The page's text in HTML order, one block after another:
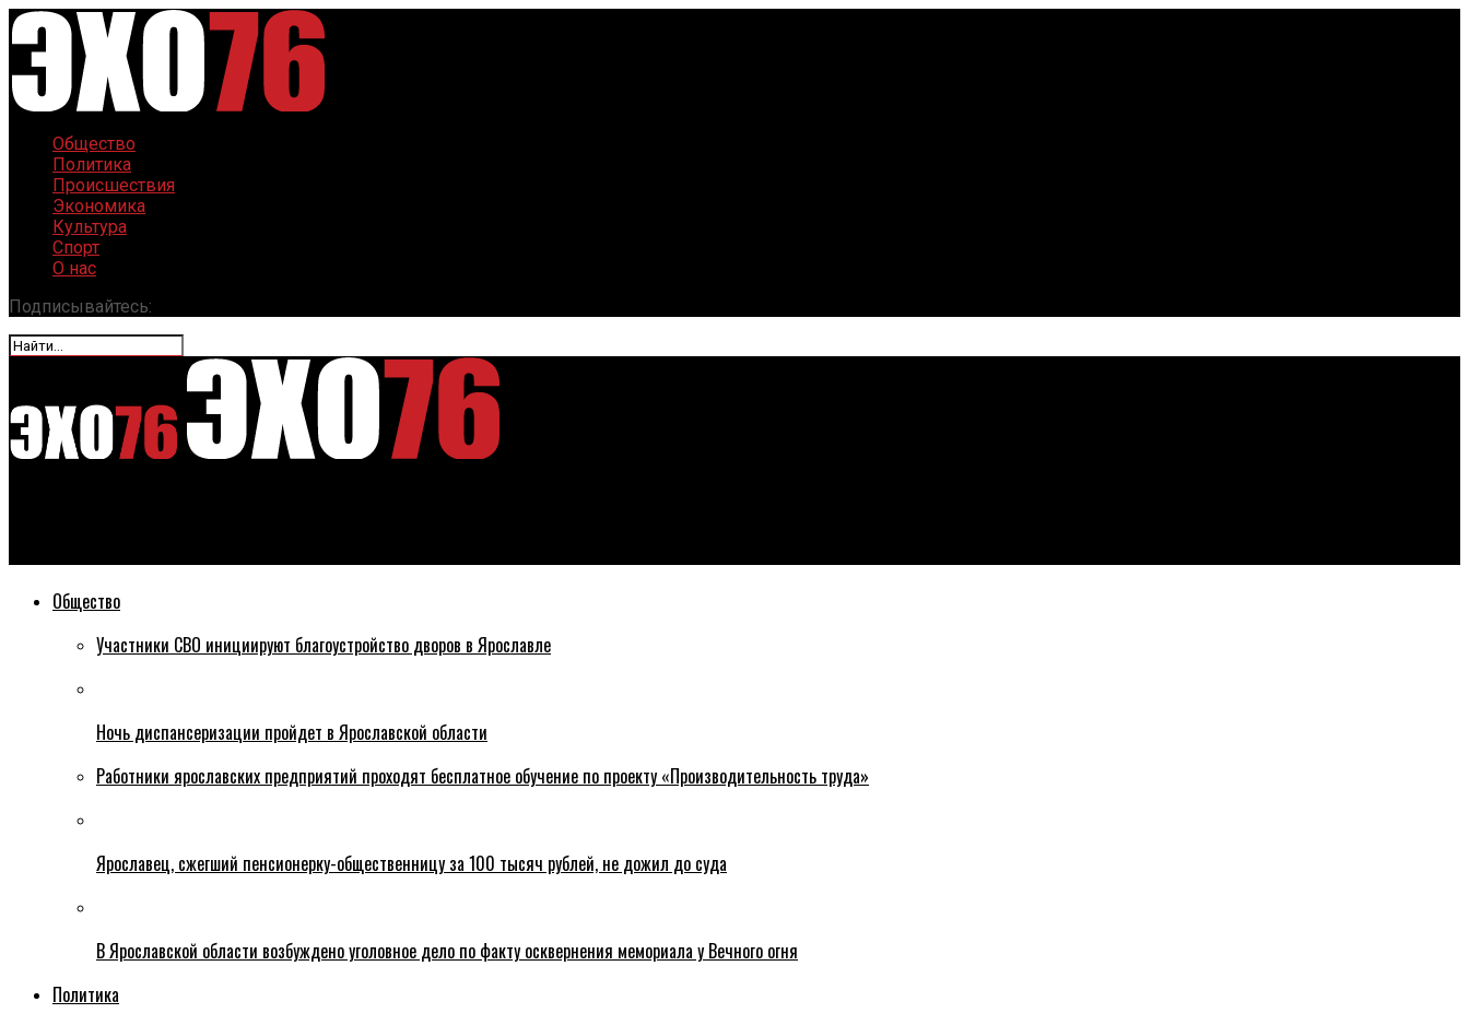
Общество
Политика
Происшествия
Экономика
Культура
Спорт
О нас
Подписывайтесь:
Общество
Участники СВО инициируют благоустройство дворов в Ярославле
Ночь диспансеризации пройдет в Ярославской области
Работники ярославских предприятий проходят бесплатное обучение по проекту «Производительность труда»
Ярославец, сжегший пенсионерку-общественницу за 100 тысяч рублей, не дожил до суда
В Ярославской области возбуждено уголовное дело по факту осквернения мемориала у Вечного огня
Политика